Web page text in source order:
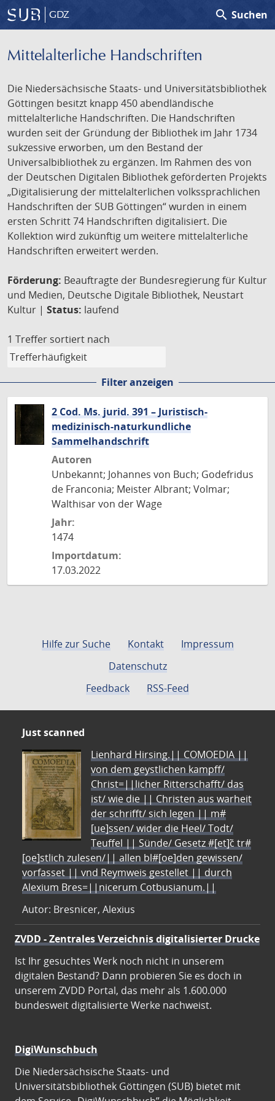
GDZ search Suchen
Mittelalterliche Handschriften
Die Niedersächsische Staats- und Universitätsbibliothek
Göttingen besitzt knapp 450 abendländische
mittelalterliche Handschriften. Die Handschriften
wurden seit der Gründung der Bibliothek im Jahr 1734
sukzessive erworben, um den Bestand der
Universalbibliothek zu ergänzen. Im Rahmen des von
der Deutschen Digitalen Bibliothek geförderten Projekts
„Digitalisierung der mittelalterlichen volkssprachlichen
Handschriften der SUB Göttingen“ wurden in einem
ersten Schritt 74 Handschriften digitalisiert. Die
Kollektion wird zukünftig um weitere mittelalterliche
Handschriften erweitert werden.
Förderung: Beauftragte der Bundesregierung für Kultur
und Medien, Deutsche Digitale Bibliothek, Neustart
Kultur | Status: laufend
1 Treffer sortiert nach
Filter anzeigen
2 Cod. Ms. jurid. 391 – Juristisch-
medizinisch-naturkundliche
Sammelhandschrift
Autoren
Unbekannt; Johannes von Buch; Godefridus
de Franconia; Meister Albrant; Volmar;
Walthisar von der Wage
Jahr:
1474
Importdatum:
17.03.2022
Hilfe zur Suche Kontakt
Impressum
Datenschutz
Feedback
RSS-Feed
Just scanned
Lienhard Hirsing.|| COMOEDIA ||
von dem geystlichen kampff/
Christ=||licher Ritterschafft/ das
ist/ wie die || Christen aus warheit
der schrifft/ sich legen || m#
[ue]ssen/ wider die Heel/ Todt/
Teuffel || Sünde/ Gesetz #[et]c̃ tr#
[oe]stlich zulesen/|| allen bl#[oe]den gewissen/
vorfasset || vnd Reymweis gestellet || durch
Alexium Bres=||nicerum Cotbusianum.||
Autor: Bresnicer, Alexius
ZVDD - Zentrales Verzeichnis digitalisierter Drucke
Ist Ihr gesuchtes Werk noch nicht in unserem
digitalen Bestand? Dann probieren Sie es doch in
unserem ZVDD Portal, das mehr als 1.600.000
bundesweit digitalisierte Werke nachweist.
DigiWunschbuch
Die Niedersächsische Staats- und
Universitätsbibliothek Göttingen (SUB) bietet mit